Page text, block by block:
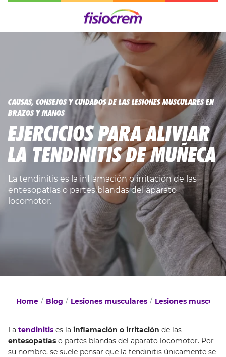
Menú
CAUSAS, CONSEJOS Y CUIDADOS DE LAS LESIONES MUSCULARES EN
BRAZOS Y MANOS
EJERCICIOS PARA ALIVIAR
LA TENDINITIS DE MUÑECA
La tendinitis es la inflamación o irritación de las
entesopatías o partes blandas del aparato
locomotor.
Home Blog Lesiones musculares Lesiones
La tendinitis es la inflamación o irritación de las
entesopatías o partes blandas del aparato locomotor. Por
su nombre, se suele pensar que la tendinitis únicamente se